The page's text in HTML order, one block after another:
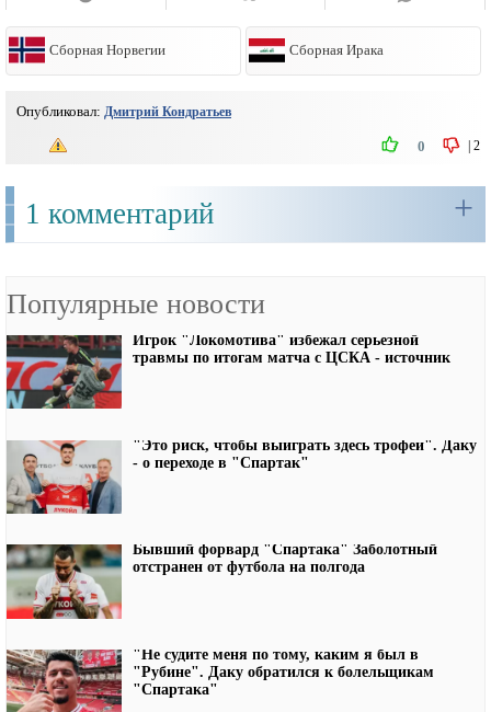
Сборная Норвегии Сборная Ирака
Опубликовал: Дмитрий Кондратьев
2
0
1 комментарий +
Популярные новости
Игрок "Локомотива" избежал серьезной
травмы по итогам матча с ЦСКА - источник
"Это риск, чтобы выиграть здесь трофеи". Даку
- о переходе в "Спартак"
Бывший форвард "Спартака" Заболотный
отстранен от футбола на полгода
"Не судите меня по тому, каким я был в
"Рубине". Даку обратился к болельщикам
"Спартака"